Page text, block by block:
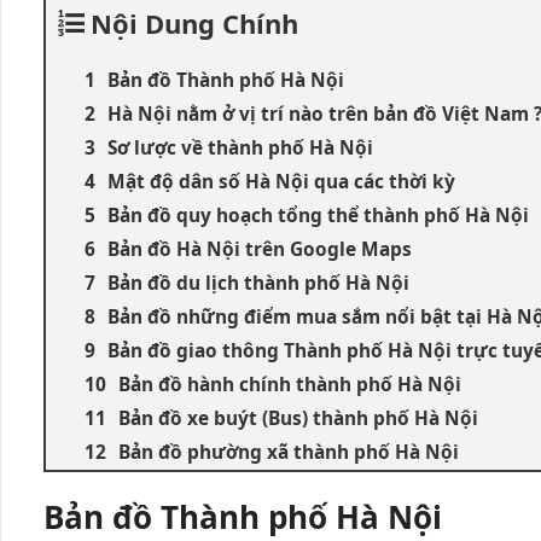
Nội Dung Chính
Bản đồ Thành phố Hà Nội
Hà Nội nằm ở vị trí nào trên bản đồ Việt Nam ?
Sơ lược về thành phố Hà Nội
Mật độ dân số Hà Nội qua các thời kỳ
Bản đồ quy hoạch tổng thể thành phố Hà Nội
Bản đồ Hà Nội trên Google Maps
Bản đồ du lịch thành phố Hà Nội
Bản đồ những điểm mua sắm nổi bật tại Hà
Bản đồ giao thông Thành phố Hà Nội trực
Bản đồ hành chính thành phố Hà Nội
Bản đồ xe buýt (Bus) thành phố Hà Nội
Bản đồ phường xã thành phố Hà Nội
Bản đồ Thành phố Hà Nội